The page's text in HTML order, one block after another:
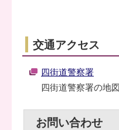
交通アクセス
四街道警察署
四街道警察署の地図
お問い合わせ